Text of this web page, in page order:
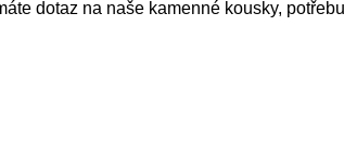
dotaz na naše kamenné kousky,